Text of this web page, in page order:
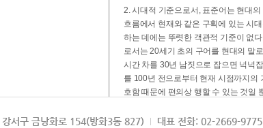
2. 시대적 기준으로서, 표준어는 현대
흐름에서 현재와 같은 구획에 있는 시
하는 데에는 뚜렷한 객관적 기준이 없
로서는 20세기 초의 구어를 현대의 말
시간 차를 30년 남짓으로 잡으면 넉넉
를 100년 전으로부터 현재 시점까지의
호함 때문에 편의상 행할 수 있는 것일
3. 지역적 기준으로서, 표준어는 서울
서구 금낭화로 154(방화3동 827) 대표 전화: 02-2669-